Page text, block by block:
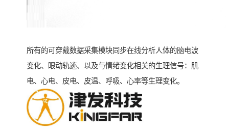
所有的可穿戴数据采集模块同步在线分析人体的脑电波
变化、眼动轨迹、以及与情绪变化相关的生理信号：肌
电、心电、皮电、皮温、呼吸、心率等生理变化。